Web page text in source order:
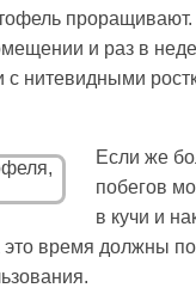
и раз в
с нитевидными
Если же
побегов
в кучи и
время должны